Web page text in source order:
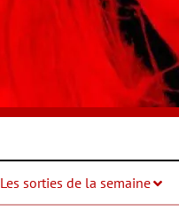
Les sorties de la semaine